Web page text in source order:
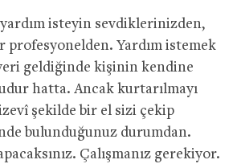
isteyin sevdiklerinizden,
profesyonelden. Yardım istemek
geldiğinde kişinin kendine
hatta. Ancak kurtarılmayı
şekilde bir el sizi çekip
bulunduğunuz durumdan.
Çalışmanız gerekiyor.